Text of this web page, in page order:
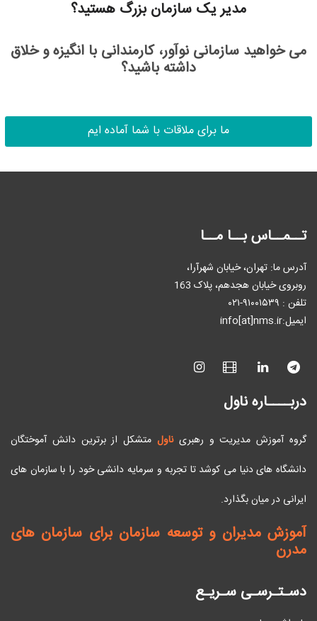
مدیر یک سازمان بزرگ هستید؟
می خواهید سازمانی نوآور، کارمندانی با انگیزه و خلاق
داشته باشید؟
ما برای ملاقات با شما آماده ایم
تــمــاس بــا مــا
آدرس ما: تهران، خیابان شهرآرا،
روبروی خیابان هجدهم، پلاک 163
تلفن : ٩۱۰۰۱۵۳۹-۰۲۱
ایمیل:info[at]nms.ir
دربــــاره ناول
گروه آموزش مدیریت و رهبریناول متشکل از برترین دانش آموختگان
دانشگاه های دنیا می کوشد تا تجربه و سرمایه دانشی خود را با سازمان های
ایرانی در میان بگذارد.
آموزش مدیران و توسعه سازمان برای سازمان های
مدرن
دسـتـرسـی سـریـع